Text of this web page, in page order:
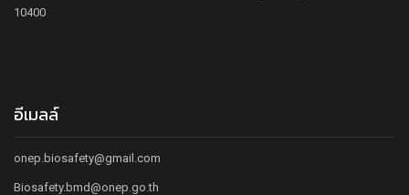
10400
อีเมลล์
onep.biosafety@gmail.com
Biosafety.bmd@onep.go.th